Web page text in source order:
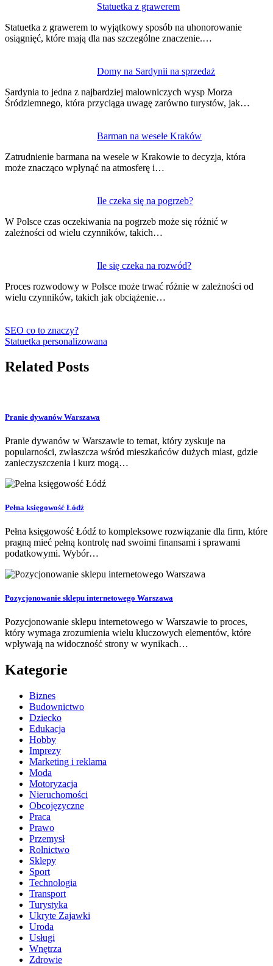
Statuetka z grawerem
Statuetka z grawerem to wyjątkowy sposób na uhonorowanie
osiągnięć, które mają dla nas szczególne znaczenie.…
Domy na Sardynii na sprzedaż
Sardynia to jedna z najbardziej malowniczych wysp Morza
Śródziemnego, która przyciąga uwagę zarówno turystów, jak…
Barman na wesele Kraków
Zatrudnienie barmana na wesele w Krakowie to decyzja, która
może znacząco wpłynąć na atmosferę i…
Ile czeka się na pogrzeb?
W Polsce czas oczekiwania na pogrzeb może się różnić w
zależności od wielu czynników, takich…
Ile się czeka na rozwód?
Proces rozwodowy w Polsce może trwać różnie w zależności od
wielu czynników, takich jak obciążenie…
wpisu
SEO co to znaczy?
Statuetka personalizowana
Related Posts
Pranie dywanów Warszawa
Pranie dywanów w Warszawie to temat, który zyskuje na
popularności, zwłaszcza wśród mieszkańców dużych miast, gdzie
zanieczyszczenia i kurz mogą…
Pełna księgowość Łódź
Pełna księgowość Łódź to kompleksowe rozwiązanie dla firm, które
pragną mieć pełną kontrolę nad swoimi finansami i sprawami
podatkowymi. Wybór…
Pozycjonowanie sklepu internetowego Warszawa
Pozycjonowanie sklepu internetowego w Warszawie to proces,
który wymaga zrozumienia wielu kluczowych elementów, które
wpływają na widoczność strony w wynikach…
Kategorie
Biznes
Budownictwo
Dziecko
Edukacja
Hobby
Imprezy
Marketing i reklama
Moda
Motoryzacja
Nieruchomości
Obcojęzyczne
Praca
Prawo
Przemysł
Rolnictwo
Sklepy
Sport
Technologia
Transport
Turystyka
Ukryte Zajawki
Uroda
Usługi
Wnętrza
Zdrowie